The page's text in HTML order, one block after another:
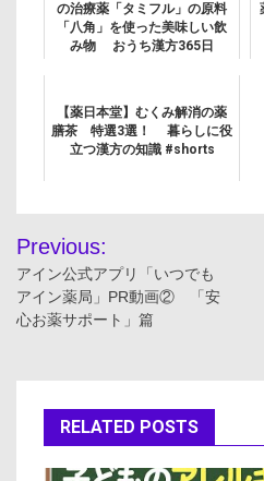
の治療薬「タミフル」の原料
「八角」を使った美味しい飲
み物 おうち漢方365日
【薬日本堂】むくみ解消の薬
膳茶 特選3選！ 暮らしに役
立つ漢方の知識 #shorts
投
稿
ナ
ゲ
ー
Previous:
アイン公式アプリ「いつでも
アイン薬局」PR動画② 「安
心お薬サポート」篇
RELATED POSTS